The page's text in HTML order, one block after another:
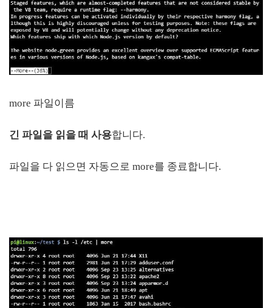
more 파일이름
긴 파일을 읽을 때 사용합니다.
파일을 다 읽으면 자동으로 more를 종료합니다.